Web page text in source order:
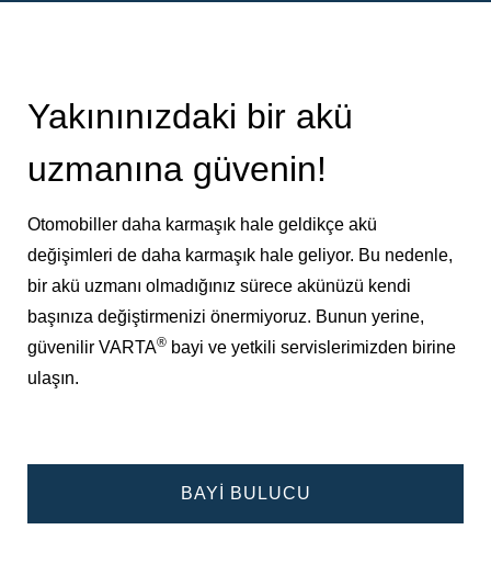
Yakınınızdaki bir akü
uzmanına güvenin!
Otomobiller daha karmaşık hale geldikçe akü
değişimleri de daha karmaşık hale geliyor. Bu nedenle,
bir akü uzmanı olmadığınız sürece akünüzü kendi
başınıza değiştirmenizi önermiyoruz. Bunun yerine,
güvenilir VARTA® bayi ve yetkili servislerimizden birine
ulaşın.
BAYI BULUCU